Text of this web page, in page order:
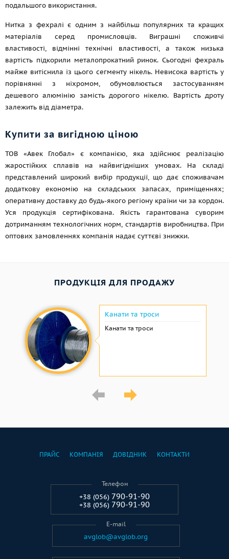
подальшого використання.
Нитка з фехралі є одним з найбільш популярних та кращих
матеріалів серед промисловців. Виграшні споживчі
властивості, відмінні технічні властивості, а також низька
вартість підкорили металопрокатний ринок. Сьогодні фехраль
майже витіснила із цього сегменту нікель. Невисока вартість у
порівнянні з ніхромом, обумовлюється застосуванням
дешевого алюмінію замість дорогого нікелю. Вартість дроту
залежить від діаметра.
Купити за вигідною ціною
ТОВ «Авек Глобал» є компанією, яка здійснює реалізацію
жаростійких сплавів на найвигідніших умовах. На складі
представлений широкий вибір продукції, що дає споживачам
додаткову економію на складських запасах, приміщеннях;
оперативну доставку до будь-якого регіону країни чи за кордон.
Уся продукція сертифікована. Якість гарантована суворим
дотриманням технологічних норм, стандартів виробництва. При
оптових замовленнях компанія надає суттєві знижки.
ПРОДУКЦІЯ ДЛЯ ПРОДАЖУ
Канати та троси
Канати та троси
ПРАЙС КОМПАНІЯ ДОВІДНИК КОНТАКТИ
Телефон
+38 (056) 790-91-90
+38 (056) 790-91-90
E-mail
avglob@avglob.org